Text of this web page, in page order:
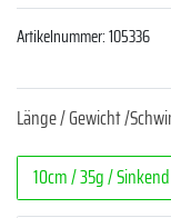
Artikelnummer:105336
Länge / Gewicht /
10cm / 35g / Sinkend